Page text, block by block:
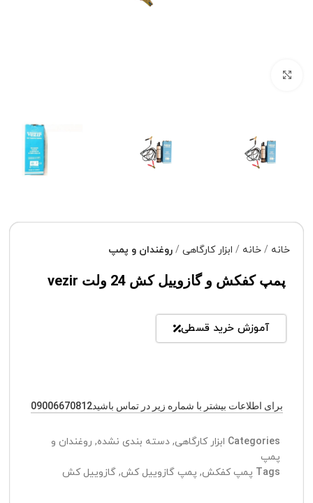
خانه خانه ابزار کارگاهی روغندان و پمپ
پمپ کفکش و گازوییل کش 24 ولت vezir
آموزش خرید قسطی
برای اطلاعات بیشتر با شماره زیر در تماس باشید09006670812
Categories ابزار کارگاهی, دسته بندی نشده, روغندان و
پمپ
Tags پمپ کفکش, پمپ گازوییل کش, گازوییل کش